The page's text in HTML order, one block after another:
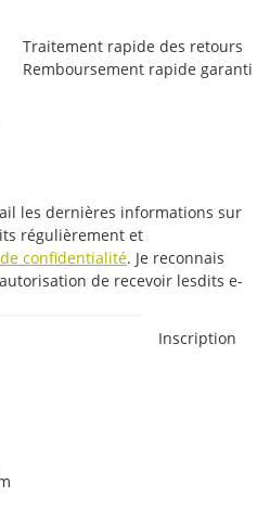
Traitement rapide des retours
Remboursement rapide garanti
les dernières informations sur
régulièrement et
confidentialité. Je reconnais
de recevoir lesdits e-
Inscription